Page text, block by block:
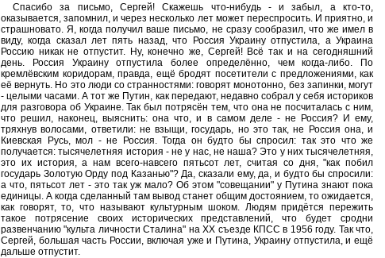
Спасибо за письмо, Сергей! Скажешь что-нибудь - и забыл, а кто-то,
оказывается, запомнил, и через несколько лет может переспросить. И приятно, и
страшновато. Я, когда получил ваше письмо, не сразу сообразил, что же имел в
виду, когда сказал лет пять назад, что Россия Украину отпустила, а Украина
Россию никак не отпустит. Ну, конечно же, Сергей! Всё так и на сегодняшний
день. Россия Украину отпустила более определённо, чем когда-либо. По
кремлёвским коридорам, правда, ещё бродят посетители с предложениями, как
её вернуть. Но это люди со странностями: говорят монотонно, без запинки, могут
- целыми часами. А тот же Путин, как передают, недавно собрал у себя историков
для разговора об Украине. Так был потрясён тем, что она не посчиталась с ним,
что решил, наконец, выяснить: она что, и в самом деле - не Россия? И ему,
тряхнув волосами, ответили: не взыщи, государь, но это так, не Россия она, и
Киевская Русь, мол - не Россия. Тогда он будто бы спросил: так это что же
получается: тысячелетняя история - не у нас, не наша? Это у них тысячелетняя,
это их история, а нам всего-навсего пятьсот лет, считая со дня, "как побил
государь Золотую Орду под Казанью"? Да, сказали ему, да, и будто бы спросили:
а что, пятьсот лет - это так уж мало? Об этом "совещании" у Путина знают пока
единицы. А когда сделанный там вывод станет общим достоянием, то ожидается,
как говорят, то, что называют культурным шоком. Людям придётся пережить
такое потрясение своих исторических представлений, что будет сродни
развенчанию "культа личности Сталина" на ХХ съезде КПСС в 1956 году. Так что,
Сергей, большая часть России, включая уже и Путина, Украину отпустила, и ещё
дальше отпустит.